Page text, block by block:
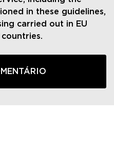
in these guidelines,
carried out in EU